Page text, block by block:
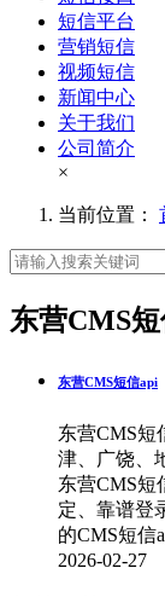
短信平台
营销短信
视频短信
新闻中心
关于我们
公司简介
×
当前位置：
东营CMS
东营CMS短信api
东营CMS短
津、广饶、
东营CMS短
定、靠谱登
的CMS短信
2026-02-